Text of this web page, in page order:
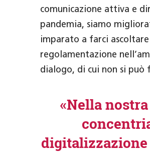
comunicazione attiva e
pandemia, siamo
imparato a farci
regolamentazione
dialogo, di cui non si può
«Nella